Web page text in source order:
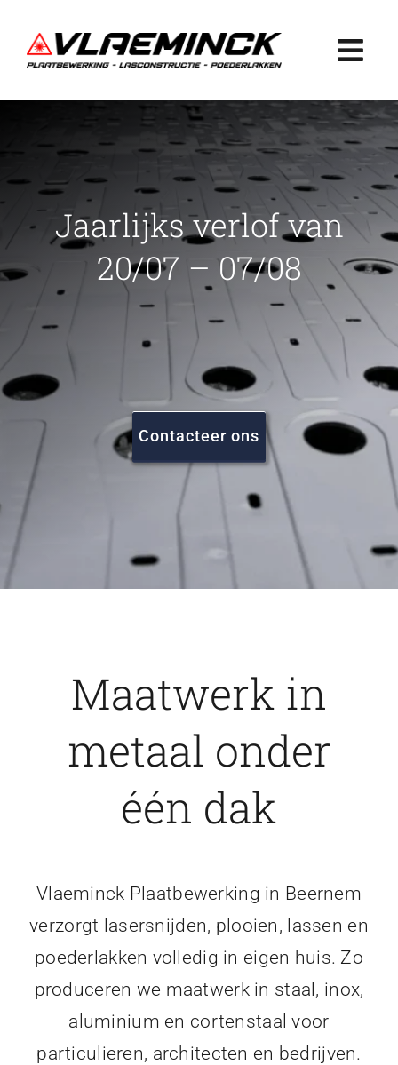
naar
inhoud
Plaatbewerking
Lasconstructie
Poederlakken
Projecten
FAQ
Vacatures
Jaarlijks verlof van
20/07 – 07/08
Contacteer ons
Maatwerk in
metaal onder
één dak
Vlaeminck Plaatbewerking in Beernem
verzorgt lasersnijden, plooien, lassen en
poederlakken volledig in eigen huis. Zo
produceren we maatwerk in staal, inox,
aluminium en cortenstaal voor
particulieren, architecten en bedrijven.